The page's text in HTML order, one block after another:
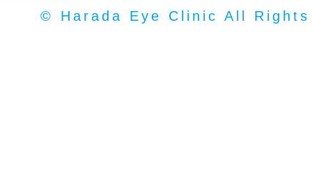
© Harada Eye Clinic All